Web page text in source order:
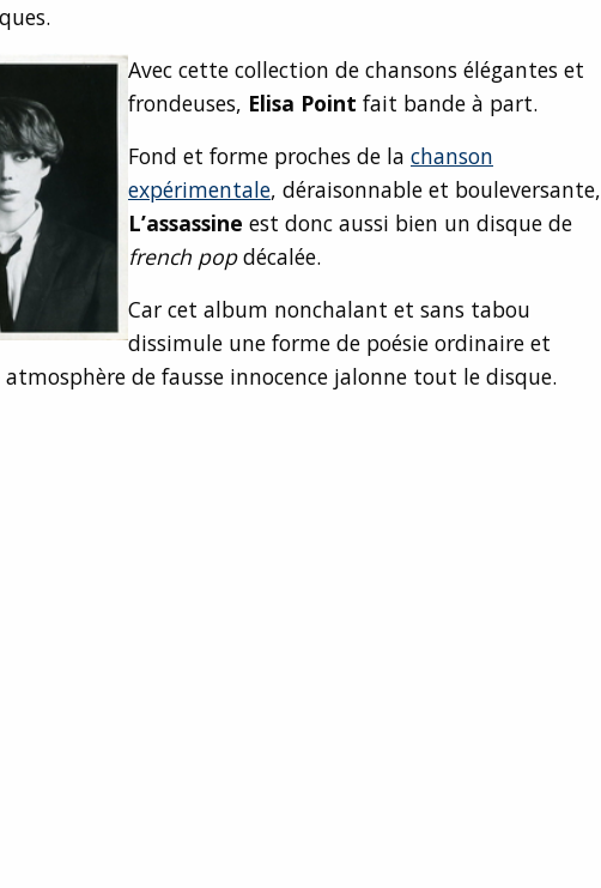
Avec cette collection de chansons élégantes et
frondeuses, Elisa Point fait bande à part.
Fond et forme proches de la chanson
expérimentale, déraisonnable et bouleversante,
L’assassine est donc aussi bien un disque de
french popdécalée.
Car cet album nonchalant et sans tabou
dissimule une forme de poésie ordinaire et
de fausse innocence jalonne tout le disque.